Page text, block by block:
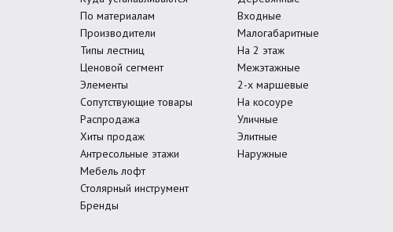
По материалам
Производители
Типы лестниц
Ценовой сегмент
Элементы
Сопутствующие товары
Распродажа
Хиты продаж
Антресольные этажи
Мебель лофт
Столярный инструмент
Бренды
Входные
Малогабаритные
На 2 этаж
Межэтажные
2-х маршевые
На косоуре
Уличные
Элитные
Наружные